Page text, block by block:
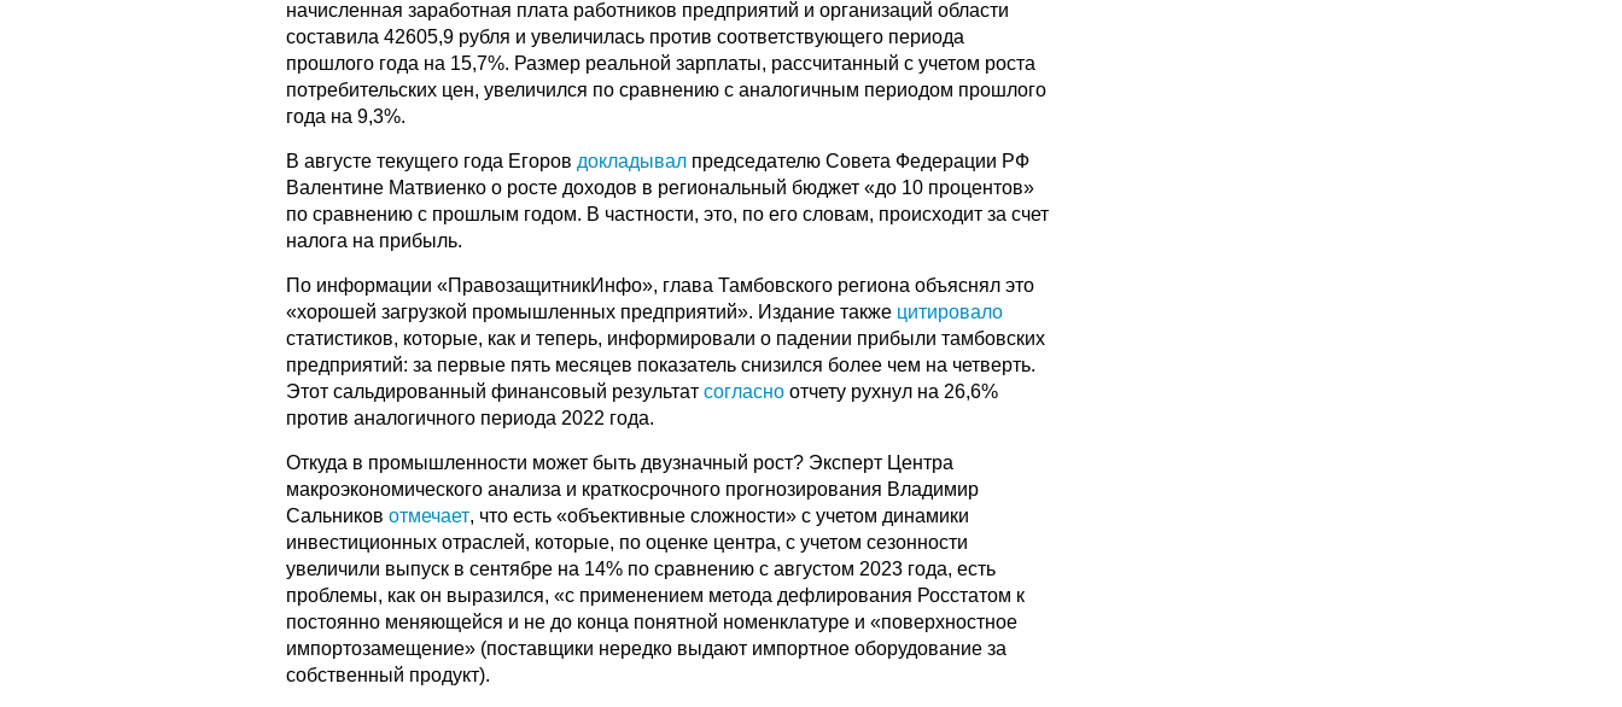
начисленная заработная плата работников предприятий и организаций области
составила 42605,9 рубля и увеличилась против соответствующего периода
прошлого года на 15,7%. Размер реальной зарплаты, рассчитанный с учетом роста
потребительских цен, увеличился по сравнению с аналогичным периодом прошлого
года на 9,3%.
В августе текущего года Егоровдокладывал председателю Совета Федерации РФ
Валентине Матвиенко о росте доходов в региональный бюджет «до 10 процентов»
по сравнению с прошлым годом. В частности, это, по его словам, происходит за счет
налога на прибыль.
По информации «ПравозащитникИнфо», глава Тамбовского региона объяснял это
«хорошей загрузкой промышленных предприятий». Издание также цитировало
статистиков, которые, как и теперь, информировали о падении прибыли тамбовских
предприятий: за первые пять месяцев показатель снизился более чем на четверть.
Этот сальдированный финансовый результатсогласно отчету рухнул на 26,6%
против аналогичного периода 2022 года.
Откуда в промышленности может быть двузначный рост? Эксперт Центра
макроэкономического анализа и краткосрочного прогнозирования Владимир
Сальниковотмечает, что есть «объективные сложности» с учетом динамики
инвестиционных отраслей, которые, по оценке центра, с учетом сезонности
увеличили выпуск в сентябре на 14% по сравнению с августом 2023 года, есть
проблемы, как он выразился, «с применением метода дефлирования Росстатом к
постоянно меняющейся и не до конца понятной номенклатуре и «поверхностное
импортозамещение» (поставщики нередко выдают импортное оборудование за
собственный продукт).